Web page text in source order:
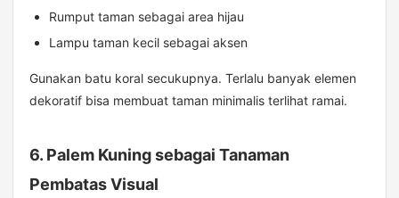
Rumput taman sebagai area hijau
Lampu taman kecil sebagai aksen
Gunakan batu koral secukupnya. Terlalu banyak elemen
dekoratif bisa membuat taman minimalis terlihat ramai.
6. Palem Kuning sebagai Tanaman
Pembatas Visual